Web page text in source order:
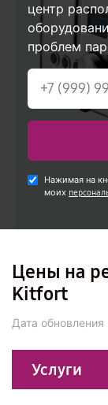
центр
проблем
Нажимая на
моих
Цены на
Kitfort
Дата обновления
Услуги